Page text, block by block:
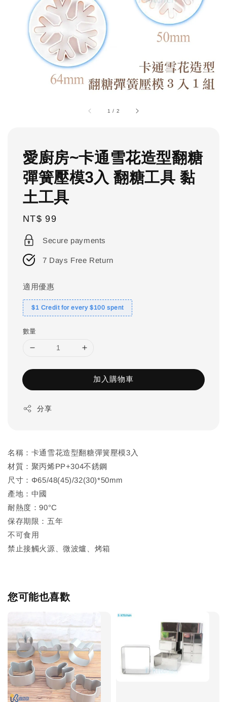
1 / 2
愛廚房~卡通雪花造型翻糖
彈簧壓模3入 翻糖工具 黏
土工具
Regular
price
NT$ 99
Secure payments
7 Days Free Return
適用優惠
$1 Credit for every $100 spent
數量
加入購物車
分享
名稱：卡通雪花造型翻糖彈簧壓模3入
材質：聚丙烯PP+304不銹鋼
尺寸：Φ65/48(45)/32(30)*50mm
產地：中國
耐熱度：90°C
保存期限：五年
不可食用
禁止接觸火源、微波爐、烤箱
您可能也喜歡